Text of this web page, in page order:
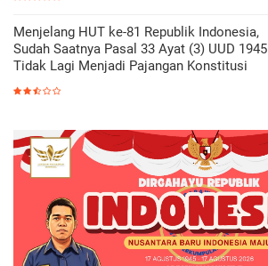
Menjelang HUT ke-81 Republik Indonesia,
Sudah Saatnya Pasal 33 Ayat (3) UUD 1945
Tidak Lagi Menjadi Pajangan Konstitusi